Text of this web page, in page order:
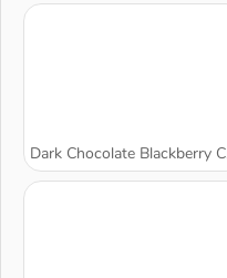
Dark Chocolate Blackberry Cheesecake: Sara's Cooking Class